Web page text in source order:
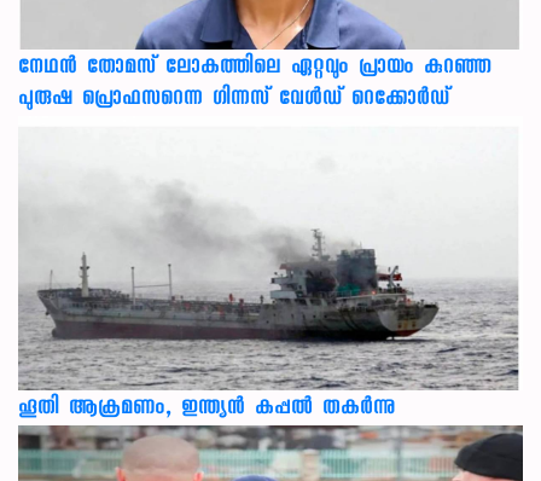
നേഥന്‍ തോമസ് ലോകത്തിലെ ഏറ്റവും പ്രായം കുറഞ്ഞ
പുരുഷ പ്രൊഫസറെന്ന ഗിന്നസ് വേള്‍ഡ് റെക്കോര്‍ഡ്
ഹൂതി ആക്രമണം, ഇന്ത്യൻ കപ്പൽ തകർന്നു